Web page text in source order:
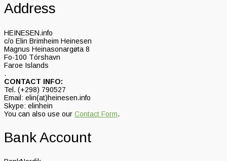
Address
HEINESEN.info
c/o Elin Brimheim Heinesen
Magnus Heinasonargøta 8
Fo-100 Tórshavn
Faroe Islands
.
CONTACT INFO:
Tel. (+298) 790527
Email: elin(at)heinesen.info
Skype: elinhein
You can also use our Contact Form.
Bank Account